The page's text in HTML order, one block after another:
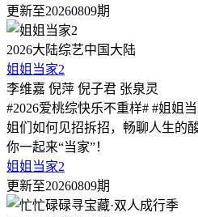
更新至20260809期
2026大陆综艺中国大陆
姐姐当家2
李维嘉 倪萍 倪子君 张泉灵
#2026爱桃综快乐不重样# #姐姐
姐们如何见招拆招，畅聊人生的
你一起来“当家”！
姐姐当家2
更新至20260809期